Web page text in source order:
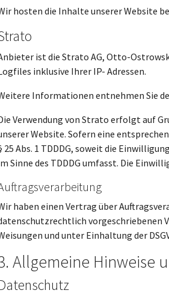
hosten die Inhalte unserer Website
ist die Strato AG, Otto-
inklusive Ihrer IP- Adressen.
Informationen entnehmen Sie
Verwendung von Strato erfolgt auf
Website. Sofern eine
25 Abs. 1 TDDDG, soweit die
Sinne des TDDDG umfasst. Die
haben einen Vertrag über
vorgeschriebenen
und unter Einhaltung der
Allgemeine Hinweise